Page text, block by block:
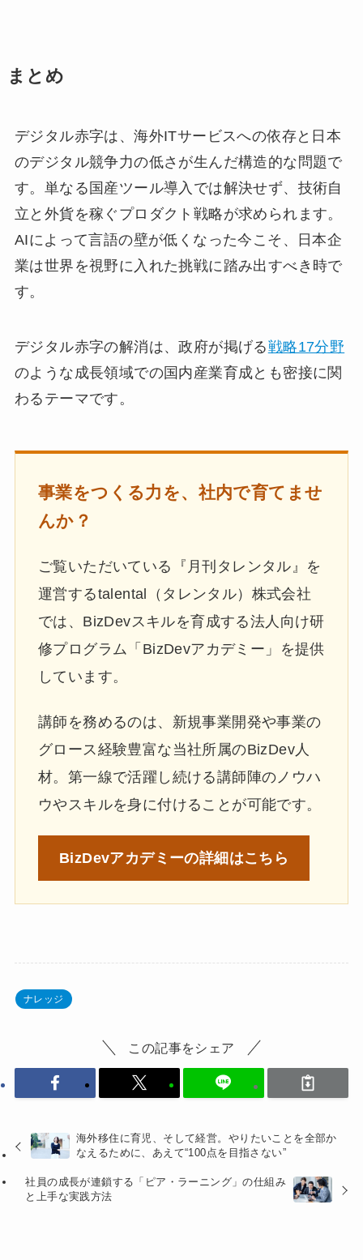
まとめ
デジタル赤字は、海外ITサービスへの依存と日本
のデジタル競争力の低さが生んだ構造的な問題で
す。単なる国産ツール導入では解決せず、技術自
立と外貨を稼ぐプロダクト戦略が求められます。
AIによって言語の壁が低くなった今こそ、日本企
業は世界を視野に入れた挑戦に踏み出すべき時で
す。
デジタル赤字の解消は、政府が掲げる戦略17分野
のような成長領域での国内産業育成とも密接に関
わるテーマです。
事業をつくる力を、社内で育てませ
んか？
ご覧いただいている『月刊タレンタル』を
運営するtalental（タレンタル）株式会社
では、BizDevスキルを育成する法人向け研
修プログラム「BizDevアカデミー」を提供
しています。
講師を務めるのは、新規事業開発や事業の
グロース経験豊富な当社所属のBizDev人
材。第一線で活躍し続ける講師陣のノウハ
ウやスキルを身に付けることが可能です。
BizDevアカデミーの詳細はこちら
ナレッジ
この記事をシェア
海外移住に育児、そして経営。やりたいことを全部か
なえるために、あえて“100点を目指さない”
社員の成長が連鎖する「ピア・ラーニング」の仕組み
と上手な実践方法